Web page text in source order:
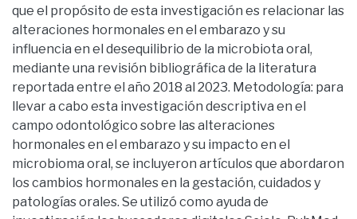
que el propósito de esta investigación es relacionar las
alteraciones hormonales en el embarazo y su
influencia en el desequilibrio de la microbiota oral,
mediante una revisión bibliográfica de la literatura
reportada entre el año 2018 al 2023. Metodología: para
llevar a cabo esta investigación descriptiva en el
campo odontológico sobre las alteraciones
hormonales en el embarazo y su impacto en el
microbioma oral, se incluyeron artículos que abordaron
los cambios hormonales en la gestación, cuidados y
patologías orales. Se utilizó como ayuda de